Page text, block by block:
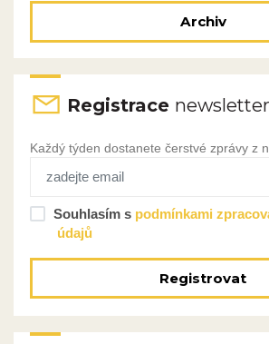
Archiv
Registrace
Každý týden dostanete čerstvé zprávy z
Souhlasím s podmínkami
údajů
Registrovat